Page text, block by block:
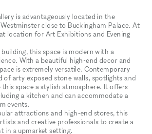
is advantageously located in the
close to Buckingham Palace. At
location for Art Exhibitions and Evening
building, this space is modern with a
With a beautiful high-end decor and
is extremely versatile. Contemporary
of arty exposed stone walls, spotlights and
space a stylish atmosphere. It offers
a kitchen and can accommodate a
events.
attractions and high-end stores, this
and creative professionals to create a
in a upmarket setting.